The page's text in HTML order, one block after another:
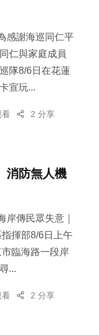
感謝海巡同仁平
仁與家庭成員
隊8/6日在花蓮
宣玩...
看 2 分享
消防無人機
岸傳民眾失意｜
揮部8/6日上午
臨海路一段岸
...
看 2 分享